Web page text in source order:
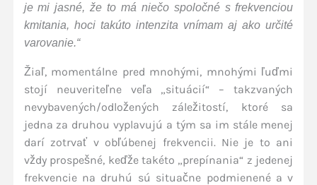
je mi jasné, že to má niečo spoločné s frekvenciou
kmitania, hoci takúto intenzita vnímam aj ako určité
varovanie.“
Žiaľ, momentálne pred mnohými, mnohými ľuďmi
stojí neuveriteľne veľa „situácií“ – takzvaných
nevybavených/odložených záležitostí, ktoré sa
jedna za druhou vyplavujú a tým sa im stále menej
darí zotrvať v obľúbenej frekvencii. Nie je to ani
vždy prospešné, keďže takéto „prepínania“ z jedenej
frekvencie na druhú sú situačne podmienené a v